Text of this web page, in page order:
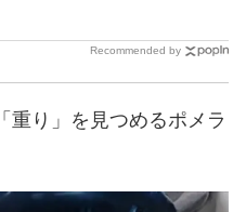
Recommended by
重り」を見つめるポメラ